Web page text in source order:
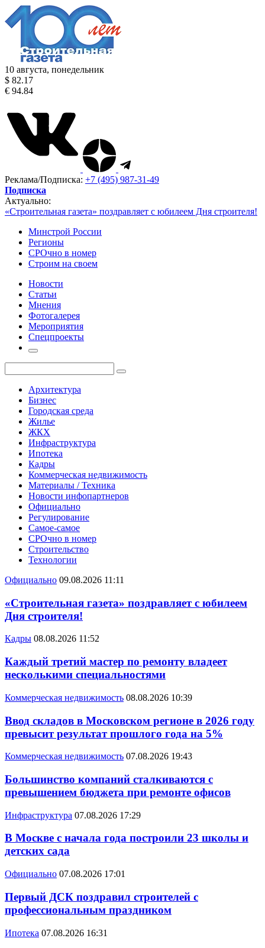
10 августа, понедельник
$ 82.17
€ 94.84
Реклама/Подписка: +7 (495) 987-31-49
Подписка
Актуально:
«Строительная газета» поздравляет с юбилеем Дня строителя!
Минстрой России
Регионы
СРОчно в номер
Строим на своем
Новости
Статьи
Мнения
Фотогалерея
Мероприятия
Спецпроекты
Архитектура
Бизнес
Городская среда
Жилье
ЖКХ
Инфраструктура
Ипотека
Кадры
Коммерческая недвижимость
Материалы / Техника
Новости инфопартнеров
Официально
Регулирование
Самое-самое
СРОчно в номер
Строительство
Технологии
Официально 09.08.2026 11:11
«Строительная газета» поздравляет с юбилеем
Дня строителя!
Кадры 08.08.2026 11:52
Каждый третий мастер по ремонту владеет
несколькими специальностями
Коммерческая недвижимость 08.08.2026 10:39
Ввод складов в Московском регионе в 2026 году
превысит результат прошлого года на 5%
Коммерческая недвижимость 07.08.2026 19:43
Большинство компаний сталкиваются с
превышением бюджета при ремонте офисов
Инфраструктура 07.08.2026 17:29
В Москве с начала года построили 23 школы и
детских сада
Официально 07.08.2026 17:01
Первый ДСК поздравил строителей с
профессиональным праздником
Ипотека 07.08.2026 16:31